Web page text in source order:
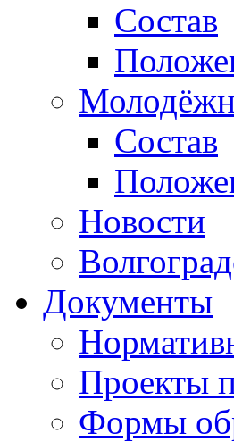
Состав
Состав
Новости
Документы
Проекты
Формы